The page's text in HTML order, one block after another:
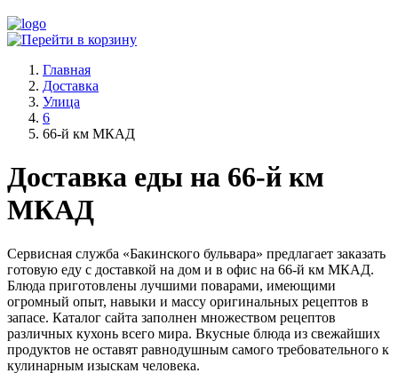
Главная
Доставка
Улица
6
66-й км МКАД
Доставка еды на 66-й км
МКАД
Сервисная служба «Бакинского бульвара» предлагает заказать
готовую еду с доставкой на дом и в офис на 66-й км МКАД.
Блюда приготовлены лучшими поварами, имеющими
огромный опыт, навыки и массу оригинальных рецептов в
запасе. Каталог сайта заполнен множеством рецептов
различных кухонь всего мира. Вкусные блюда из свежайших
продуктов не оставят равнодушным самого требовательного к
кулинарным изыскам человека.